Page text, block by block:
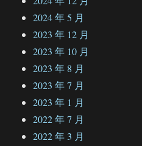
2024 年 5 月
2023 年 12 月
2023 年 10 月
2023 年 8 月
2023 年 7 月
2023 年 1 月
2022 年 7 月
2022 年 3 月